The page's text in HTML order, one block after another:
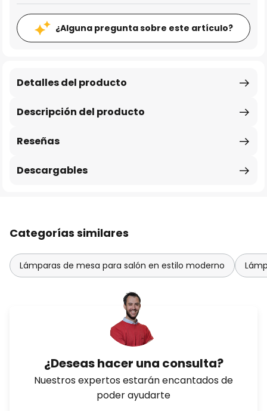
¿Alguna pregunta sobre este artículo?
Descripción del producto
Detalles del producto
Reseñas
Descargables
Categorías similares
Lámparas de mesa para salón en estilo moderno
¿Deseas hacer una consulta?
Nuestros expertos estarán encantados de
poder ayudarte